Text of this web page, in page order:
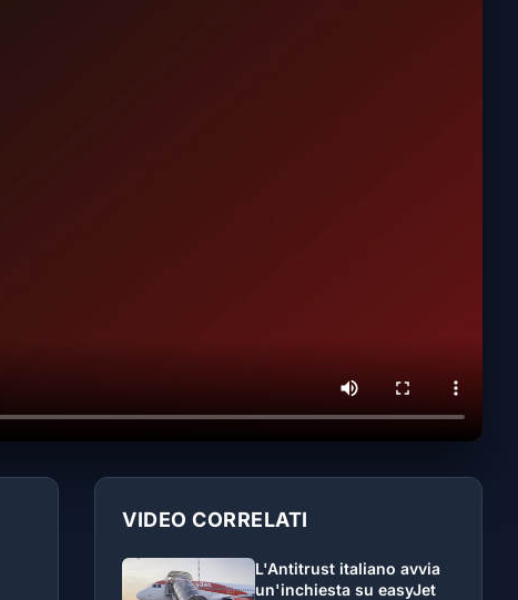
VIDEO CORRELATI
L'Antitrust italiano avvia
un'inchiesta su easyJet